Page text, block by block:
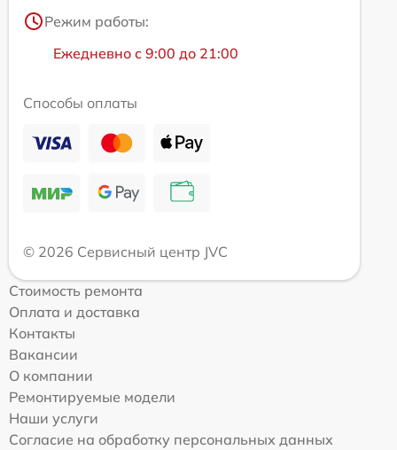
Режим работы:
Ежедневно с 9:00 до 21:00
Способы оплаты
© 2026 Сервисный центр JVC
Стоимость ремонта
Оплата и доставка
Контакты
Вакансии
О компании
Ремонтируемые модели
Наши услуги
Согласие на обработку персональных данных